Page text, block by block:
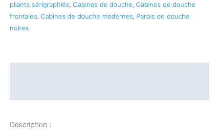
pliants sérigraphiés, Cabines de douche, Cabines de douche
frontales, Cabines de douche modernes, Parois de douche
noires
Description :